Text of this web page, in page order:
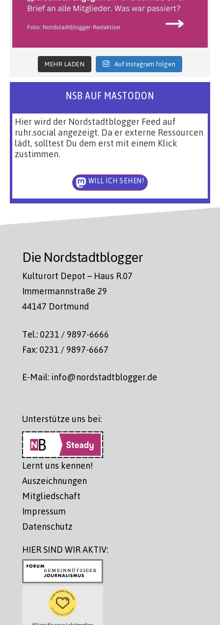
MEHR LADEN Auf Instagram folgen
NSB AUF MASTODON
Hier wird der Nordstadtblogger Feed auf
ruhr.social angezeigt. Da er externe Ressourcen
lädt, solltest Du dem erst mit einem Klick
zustimmen.
WILL ICH SEHEN!
Die Nordstadtblogger
Kulturort Depot – Haus R.07
Immermannstraße 29
44147 Dortmund
Tel.: 0231 / 9897-6666
Fax: 0231 / 9897-6667
E-Mail: info@nordstadtblogger.de
Unterstütze uns bei:
Lernt uns kennen!
Auszeichnungen
Mitgliedschaft
Impressum
Datenschutz
HIER SIND WIR AKTIV: